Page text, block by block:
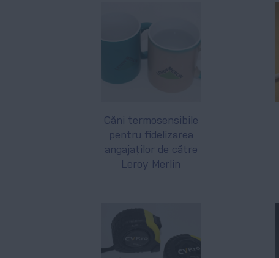
Căni termosensibile
pentru fidelizarea
angajaților de către
Leroy Merlin